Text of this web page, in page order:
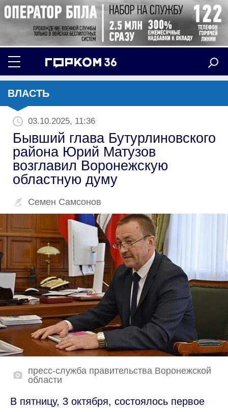
ВЛАСТЬ
03.10.2025, 11:36
Бывший глава Бутурлиновского
района Юрий Матузов
возглавил Воронежскую
областную думу
Семен Самсонов
пресс-служба правительства Воронежской
области
В пятницу, 3 октября, состоялось первое